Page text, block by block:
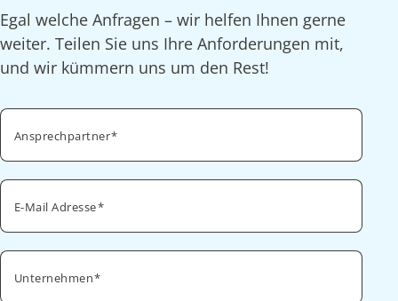
Egal welche Anfragen – wir helfen Ihnen gerne
weiter. Teilen Sie uns Ihre Anforderungen mit,
und wir kümmern uns um den Rest!
Ansprechpartner
E-Mail Adresse
Unternehmen